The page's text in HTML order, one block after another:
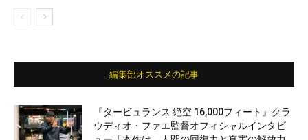
編集部オススメの記事
『タービュランス 絶空 16,000フィート』クラ
ウディオ・ファエ監督オフィシャルインタビ